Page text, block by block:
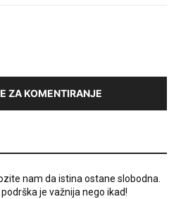
ZA KOMENTIRANJE
nam da istina ostane slobodna.
je važnija nego ikad!